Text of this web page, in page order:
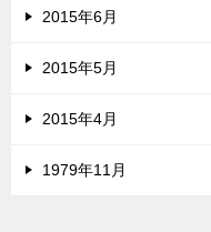
2015年6月
2015年5月
2015年4月
1979年11月